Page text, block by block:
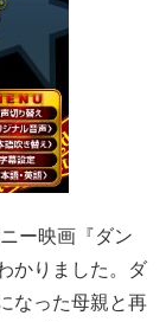
ー映画『ダン
かりました。ダ
なった母親と再